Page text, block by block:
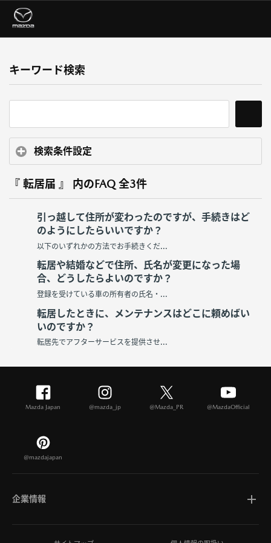
キーワード検索
検索条件設定
『 転居届 』 内のFAQ 全3件
引っ越して住所が変わったのですが、手続きはど
のようにしたらいいですか？
以下のいずれかの方法でお手続きくだ...
転居や結婚などで住所、氏名が変更になった場
合、どうしたらよいのですか？
登録を受けている車の所有者の氏名・...
転居したときに、メンテナンスはどこに頼めばい
いのですか？
転居先でアフターサービスを提供させ...
Mazda Japan @mazda_jp @Mazda_PR @MazdaOfficial
@mazdajapan
企業情報
マツダについて